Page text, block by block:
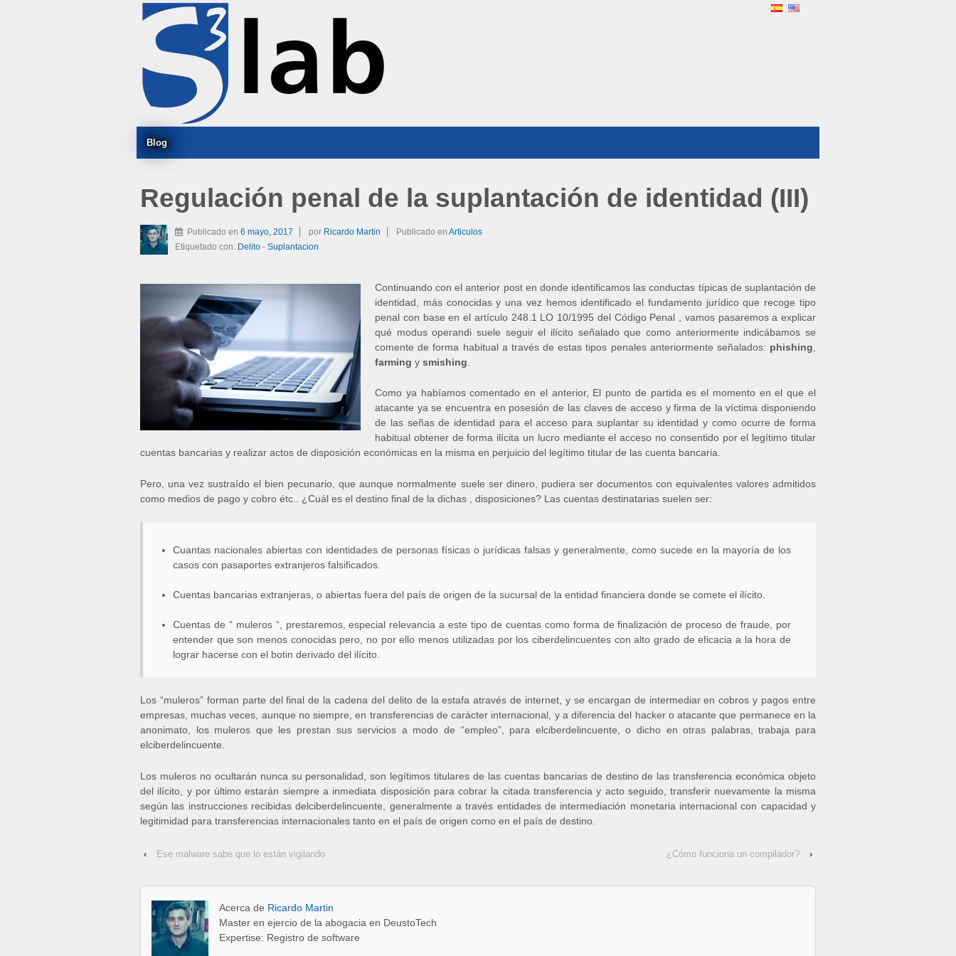
Blog
Regulación penal de la suplantación de identidad (III)
Publicado en 6 mayo, 2017 por Ricardo Martin Publicado en Articulos
Etiquetado con: Delito- Suplantacion
Continuando con el anterior post en donde identificamos las conductas típicas de suplantación de
identidad, más conocidas y una vez hemos identificado el fundamento jurídico que recoge tipo
penal con base en el artículo 248.1 LO 10/1995 del Código Penal , vamos pasaremos a explicar
qué modus operandi suele seguir el ilícito señalado que como anteriormente indicábamos se
comente de forma habitual a través de estas tipos penales anteriormente señalados: phishing
farming y smishing
Como ya habíamos comentado en el anterior, El punto de partida es el momento en el que el
atacante ya se encuentra en posesión de las claves de acceso y firma de la víctima disponiendo
de las señas de identidad para el acceso para suplantar su identidad y como ocurre de forma
habitual obtener de forma ilícita un lucro mediante el acceso no consentido por el legítimo titular
cuentas bancarias y realizar actos de disposición económicas en la misma en perjuicio del legítimo titular de las cuenta bancaria.
Pero, una vez sustraído el bien pecunario, que aunque normalmente suele ser dinero, pudiera ser documentos con equivalentes valores admitidos
como medios de pago y cobro étc.. ¿Cuál es el destino final de la dichas , disposiciones? Las cuentas destinatarias suelen ser:
Cuantas nacionales abiertas con identidades de personas físicas o jurídicas falsas y generalmente, como sucede en la mayoría de los
casos con pasaportes extranjeros falsificados.
Cuentas bancarias extranjeras, o abiertas fuera del país de origen de la sucursal de la entidad financiera donde se comete el ilícito.
Cuentas de “ muleros “, prestaremos, especial relevancia a este tipo de cuentas como forma de finalización de proceso de fraude, por
entender que son menos conocidas pero, no por ello menos utilizadas por los ciberdelincuentes con alto grado de eficacia a la hora de
lograr hacerse con el botin derivado del ilícito.
Los “muleros” forman parte del final de la cadena del delito de la estafa através de internet, y se encargan de intermediar en cobros y pagos entre
empresas, muchas veces, aunque no siempre, en transferencias de carácter internacional, y a diferencia del hacker o atacante que permanece en la
anonimato, los muleros que les prestan sus servicios a modo de “empleo”, para elciberdelincuente, o dicho en otras palabras, trabaja para
elciberdelincuente.
Los muleros no ocultarán nunca su personalidad, son legítimos titulares de las cuentas bancarias de destino de las transferencia económica objeto
del ilícito, y por último estarán siempre a inmediata disposición para cobrar la citada transferencia y acto seguido, transferir nuevamente la misma
según las instrucciones recibidas delciberdelincuente, generalmente a través entidades de intermediación monetaria internacional con capacidad y
legitimidad para transferencias internacionales tanto en el país de origen como en el país de destino.
‹ Ese malware sabe que lo están vigilando ¿Cómo funciona un compilador? ›
Acerca de Ricardo Martin
Master en ejercio de la abogacia en DeustoTech
Expertise: Registro de software